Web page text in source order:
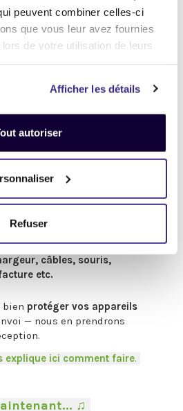
peuvent combiner celles-ci
que vous leur avez fournies
de votre utilisation de leurs
Afficher les détails
autoriser
Refuser
à votre envoi :-
votre compteiCloud
les mots de passe
tous les appareils).
de l'aide,cliquez-ici
du meilleur prix,
fournir les accessoires
câbles, souris,
etc.
bien protéger vos appareils
— nous en prendrons
explique ici comment faire.
♫